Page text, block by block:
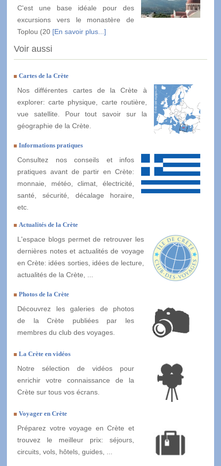
C'est une base idéale pour des
excursions vers le monastère de
Toplou (20 [En savoir plus...]
Voir aussi
Cartes de la Crète
Nos différentes cartes de la Crète à
explorer: carte physique, carte routière,
vue satellite. Pour tout savoir sur la
géographie de la Crète.
Informations pratiques
Consultez nos conseils et infos
pratiques avant de partir en Crète:
monnaie, météo, climat, électricité,
santé, sécurité, décalage horaire,
etc.
Actualités de la Crète
L'espace blogs permet de retrouver les
dernières notes et actualités de voyage
en Crète: idées sorties, idées de lecture,
actualités de la Crète, ...
Photos de la Crète
Découvrez les galeries de photos
de la Crète publiées par les
membres du club des voyages.
La Crète en vidéos
Notre sélection de vidéos pour
enrichir votre connaissance de la
Crète sur tous vos écrans.
Voyager en Crète
Préparez votre voyage en Crète et
trouvez le meilleur prix: séjours,
circuits, vols, hôtels, guides, ...